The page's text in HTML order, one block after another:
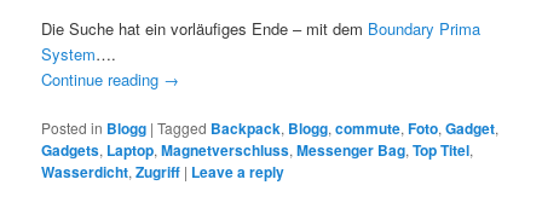
Die Suche hat ein vorläufiges Ende – mit dem Boundary Prima
System….
Continue reading →
Posted in Blogg |Tagged Backpack, Blogg,commute,Foto,Gadget,
Gadgets, Laptop,Magnetverschluss,Messenger Bag,Top Titel,
Wasserdicht,Zugriff | Leave a reply